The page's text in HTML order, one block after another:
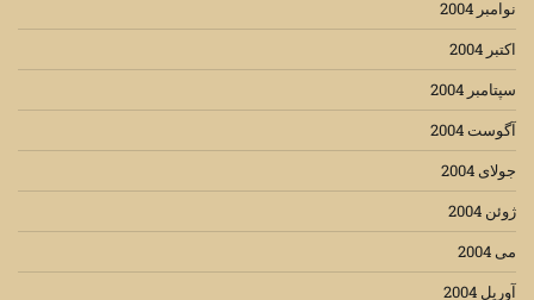
نوامبر 2004
اکتبر 2004
سپتامبر 2004
آگوست 2004
جولای 2004
ژوئن 2004
می 2004
آوریل 2004